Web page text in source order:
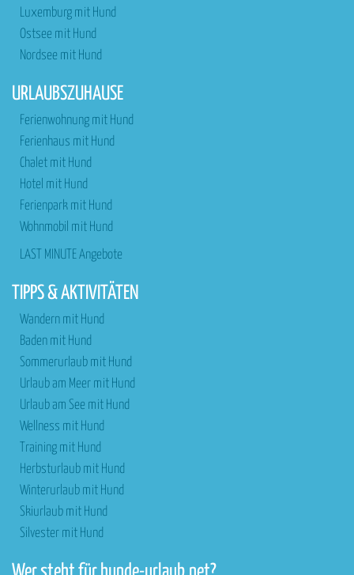
Luxemburg mit Hund
Ostsee mit Hund
Nordsee mit Hund
URLAUBSZUHAUSE
Ferienwohnung mit Hund
Ferienhaus mit Hund
Chalet mit Hund
Hotel mit Hund
Ferienpark mit Hund
Wohnmobil mit Hund
LAST MINUTE Angebote
TIPPS & AKTIVITÄTEN
Wandern mit Hund
Baden mit Hund
Sommerurlaub mit Hund
Urlaub am Meer mit Hund
Urlaub am See mit Hund
Wellness mit Hund
Training mit Hund
Herbsturlaub mit Hund
Winterurlaub mit Hund
Skiurlaub mit Hund
Silvester mit Hund